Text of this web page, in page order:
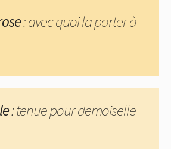
: avec quoi la porter à
: tenue pour demoiselle